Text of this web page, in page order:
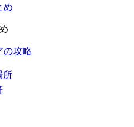
め
の攻略
所